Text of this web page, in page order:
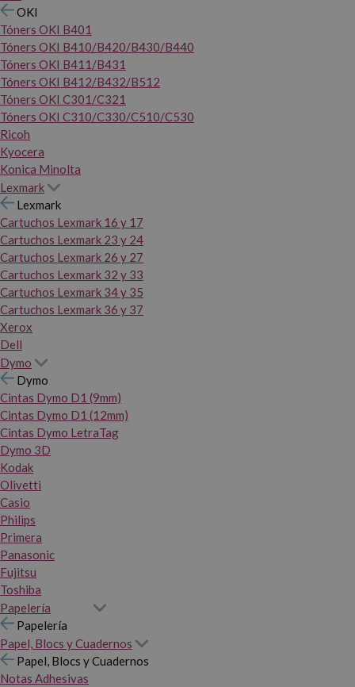
OKI
Tóners OKI B401
Tóners OKI B410/B420/B430/B440
Tóners OKI B411/B431
Tóners OKI B412/B432/B512
Tóners OKI C301/C321
Tóners OKI C310/C330/C510/C530
Ricoh
Kyocera
Konica Minolta
Lexmark
Lexmark
Cartuchos Lexmark 16 y 17
Cartuchos Lexmark 23 y 24
Cartuchos Lexmark 26 y 27
Cartuchos Lexmark 32 y 33
Cartuchos Lexmark 34 y 35
Cartuchos Lexmark 36 y 37
Xerox
Dell
Dymo
Dymo
Cintas Dymo D1 (9mm)
Cintas Dymo D1 (12mm)
Cintas Dymo LetraTag
Dymo 3D
Kodak
Olivetti
Casio
Philips
Primera
Panasonic
Fujitsu
Toshiba
Papelería
Papelería
Papel, Blocs y Cuadernos
Papel, Blocs y Cuadernos
Notas Adhesivas